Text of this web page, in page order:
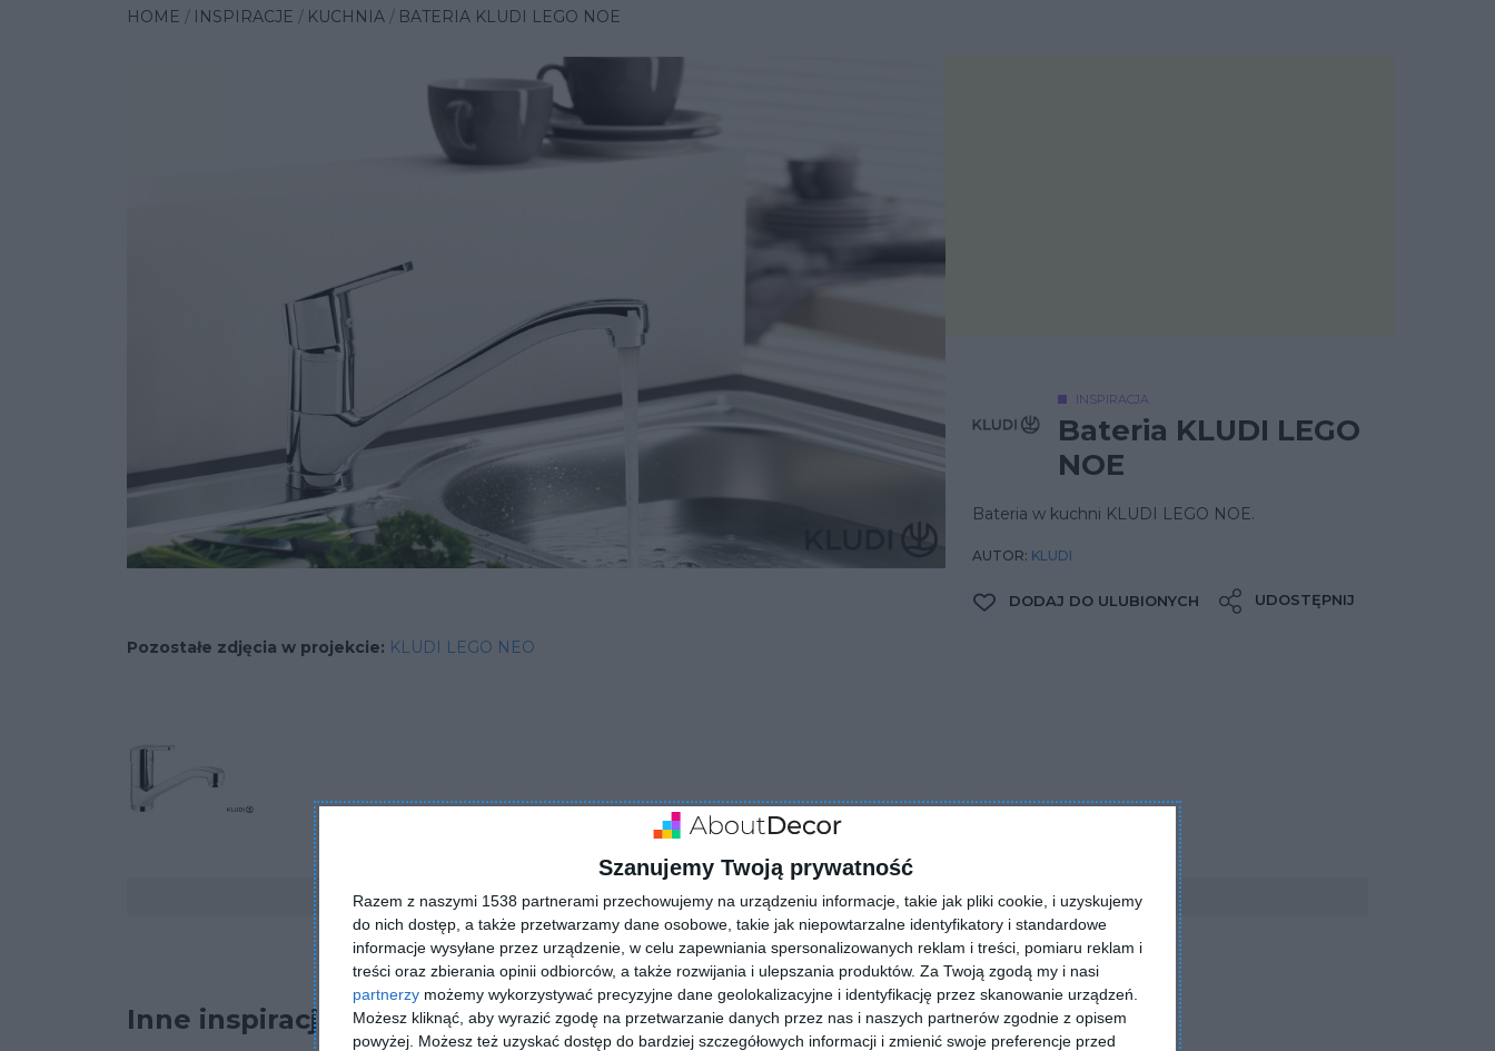
Szanujemy Twoją prywatność
Razem z naszymi 1538 partnerami przechowujemy na urządzeniu informacje, takie jak pliki cookie, i uzyskujemy
do nich dostęp, a także przetwarzamy dane osobowe, takie jak niepowtarzalne identyfikatory i standardowe
informacje wysyłane przez urządzenie, w celu zapewniania spersonalizowanych reklam i treści, pomiaru reklam i
treści oraz zbierania opinii odbiorców, a także rozwijania i ulepszania produktów. Za Twoją zgodą my i nasi
partnerzy możemy wykorzystywać precyzyjne dane geolokalizacyjne i identyfikację przez skanowanie urządzeń.
Możesz kliknąć, aby wyrazić zgodę na przetwarzanie danych przez nas i naszych partnerów zgodnie z opisem
powyżej. Możesz też uzyskać dostęp do bardziej szczegółowych informacji i zmienić swoje preferencje przed
HOME INSPIRACJE KUCHNIA BATERIA KLUDI LEGO NOE
INSPIRACJA
Bateria KLUDI LEGO
NOE
Bateria w kuchni KLUDI LEGO NOE.
AUTOR: KLUDI
DODAJ DO ULUBIONYCH UDOSTĘPNIJ
Pozostałe zdjęcia w projekcie: KLUDI LEGO NEO
ZADAJ PYTANIE
Inne inspiracje